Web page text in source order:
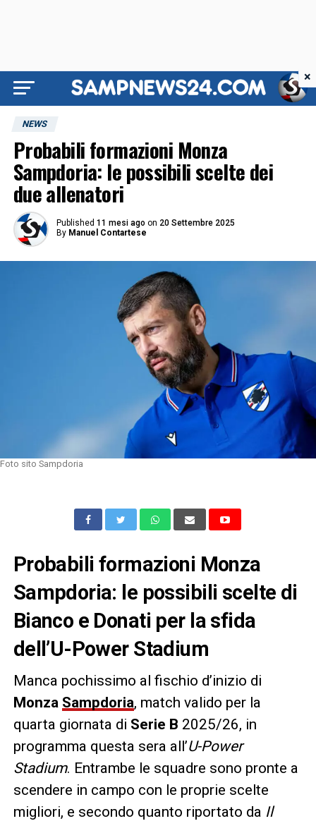
NEWS
Probabili formazioni Monza
Sampdoria: le possibili scelte dei
due allenatori
Published 11 mesi ago on 20 Settembre 2025
By Manuel Contartese
Foto sito Sampdoria
Probabili formazioni Monza
Sampdoria: le possibili scelte di
Bianco e Donati per la sfida
dell’U-Power Stadium
Manca pochissimo al fischio d’inizio di
Monza Sampdoria, match valido per la
quarta giornata di Serie B 2025/26, in
programma questa sera all’U-Power
Stadium. Entrambe le squadre sono pronte a
scendere in campo con le proprie scelte
migliori, e secondo quanto riportato da Il
×